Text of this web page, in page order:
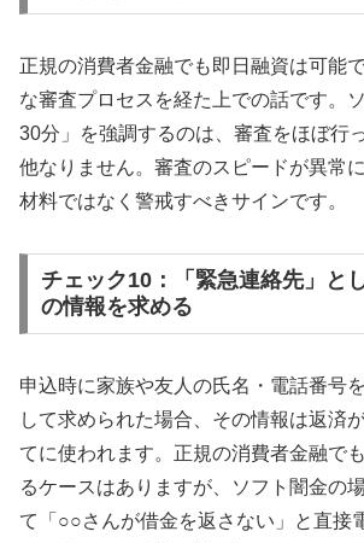
正規の消費者金融でも即日融資は可能
な審査プロセスを経た上での話です。
30分」を強調するのは、審査をほぼ行
他なりません。審査のスピードが異常
材料ではなく警戒すべきサインです。
チェック10：「緊急連絡先」と
の情報を求める
申込時に家族や友人の氏名・電話番号
して求められた場合、その情報は返済
てに使われます。正規の消費者金融で
るケースはありますが、ソフト闇金の
て「○○さんが借金を返さない」と直接